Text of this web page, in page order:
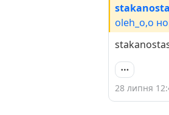
oleh_o,о
28 липня